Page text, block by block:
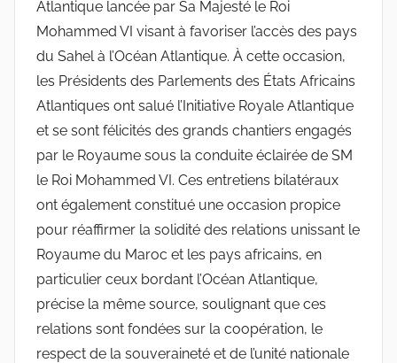
Atlantique lancée par Sa Majesté le Roi
Mohammed VI visant à favoriser l’accès des pays
du Sahel à l’Océan Atlantique. À cette occasion,
les Présidents des Parlements des États Africains
Atlantiques ont salué l’Initiative Royale Atlantique
et se sont félicités des grands chantiers engagés
par le Royaume sous la conduite éclairée de SM
le Roi Mohammed VI. Ces entretiens bilatéraux
ont également constitué une occasion propice
pour réaffirmer la solidité des relations unissant le
Royaume du Maroc et les pays africains, en
particulier ceux bordant l’Océan Atlantique,
précise la même source, soulignant que ces
relations sont fondées sur la coopération, le
respect de la souveraineté et de l’unité nationale